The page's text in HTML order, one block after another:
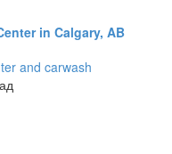
in Calgary, AB
and carwash